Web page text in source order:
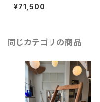
¥71,500
同じカテゴリの商品